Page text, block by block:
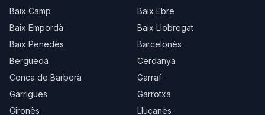
Baix Camp
Baix Ebre
Baix Empordà
Baix Llobregat
Baix Penedès
Barcelonès
Berguedà
Cerdanya
Conca de Barberà
Garraf
Garrigues
Garrotxa
Gironès
Lluçanès